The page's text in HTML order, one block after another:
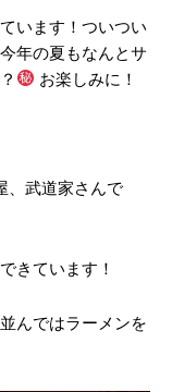
います！ついつい
年の夏もなんとサ
お楽しみに！
、武道家さんで
きています！
んではラーメンを